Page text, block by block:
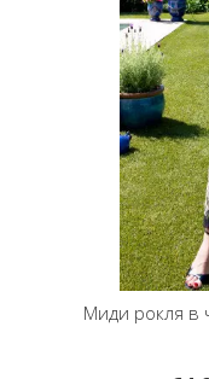
Миди рокля в